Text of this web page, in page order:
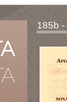
185b -